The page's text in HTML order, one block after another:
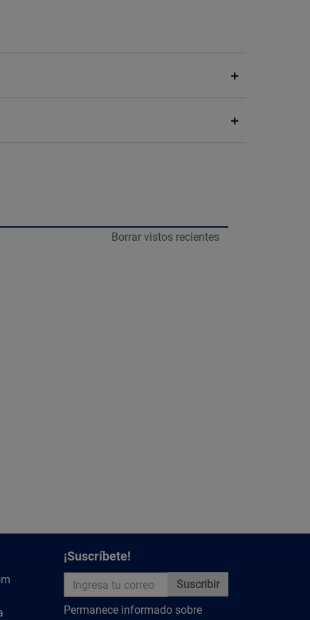
Borrar vistos recientes
¡Suscríbete!
Suscribir
Permanece informado sobre